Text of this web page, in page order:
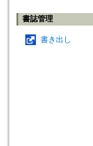
書誌管理
書き出し